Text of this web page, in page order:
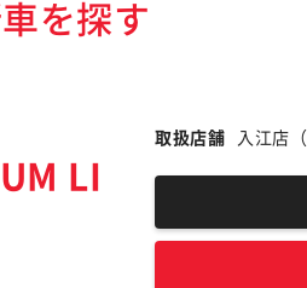
を探す
LI
取扱店舗 入江店（